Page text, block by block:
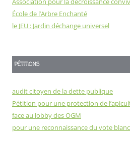
École de l’Arbre Enchanté
le JEU : Jardin déchange universel
PÉTITIONS
audit citoyen de la dette publique
Pétition pour une protection de
face au lobby des OGM
pour une reconnaissance du vote blanc